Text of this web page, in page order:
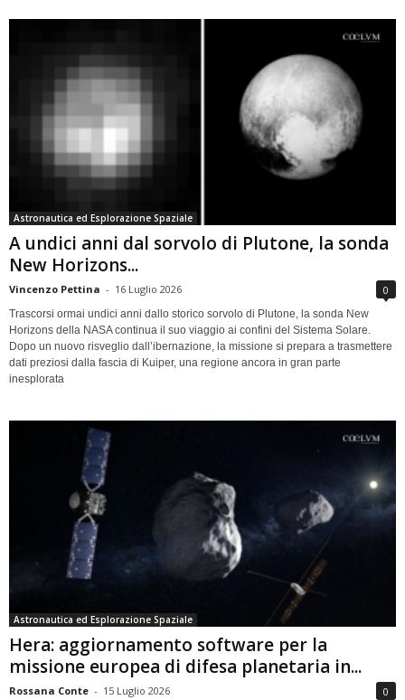
Astronautica ed Esplorazione Spaziale
A undici anni dal sorvolo di Plutone, la sonda
New Horizons...
Vincenzo Pettina - 16 Luglio 2026 0
Trascorsi ormai undici anni dallo storico sorvolo di Plutone, la sonda New
Horizons della NASA continua il suo viaggio ai confini del Sistema Solare.
Dopo un nuovo risveglio dall’ibernazione, la missione si prepara a trasmettere
dati preziosi dalla fascia di Kuiper, una regione ancora in gran parte
inesplorata
Astronautica ed Esplorazione Spaziale
Hera: aggiornamento software per la
missione europea di difesa planetaria in...
Rossana Conte - 15 Luglio 2026 0